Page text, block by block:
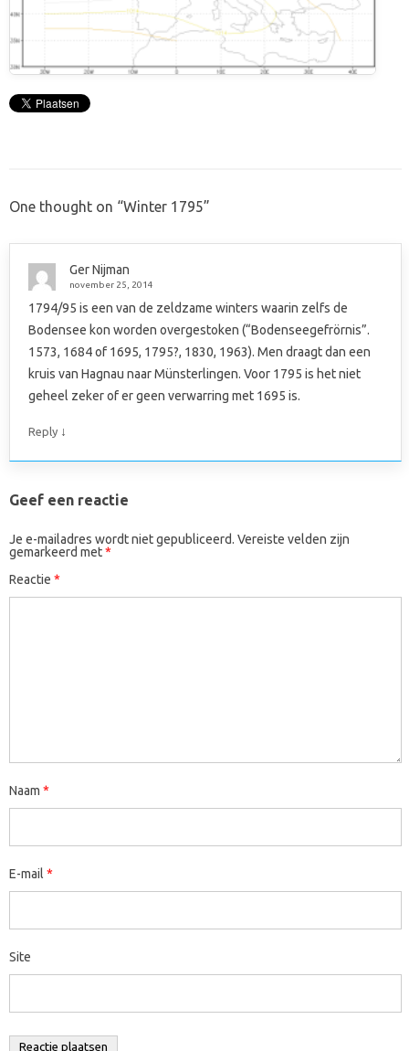
One thought on “Winter 1795”
Ger Nijman
november 25, 2014
1794/95 is een van de zeldzame winters waarin zelfs de
Bodensee kon worden overgestoken (“Bodenseegefrörnis”.
1573, 1684 of 1695, 1795?, 1830, 1963). Men draagt dan een
kruis van Hagnau naar Münsterlingen. Voor 1795 is het niet
geheel zeker of er geen verwarring met 1695 is.
Reply ↓
Geef een reactie
Je e-mailadres wordt niet gepubliceerd. Vereiste velden zijn
gemarkeerd met*
Reactie *
Naam *
E-mail *
Site